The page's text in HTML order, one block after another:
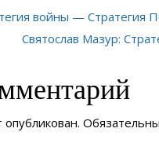
войны — Стратегия
Святослав Мазур: